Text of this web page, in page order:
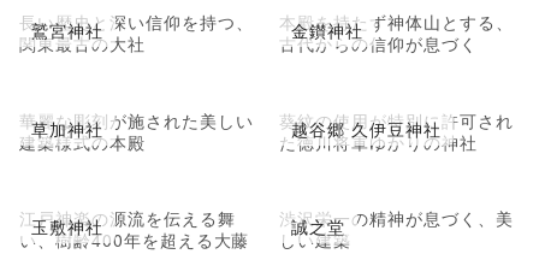
鷲宮神社
長い歴史と深い信仰を持つ、
関東最古の大社
金鑚神社
本殿を持たず神体山とする、
古代からの信仰が息づく
草加神社
華麗な彫刻が施された美しい
建築様式の本殿
越谷郷 久伊豆神社
葵紋の使用が特別に許可され
た徳川将軍ゆかりの神社
玉敷神社
江戸神楽の源流を伝える舞
い、樹齢400年を超える大藤
誠之堂
渋沢栄一の精神が息づく、美
しい建築